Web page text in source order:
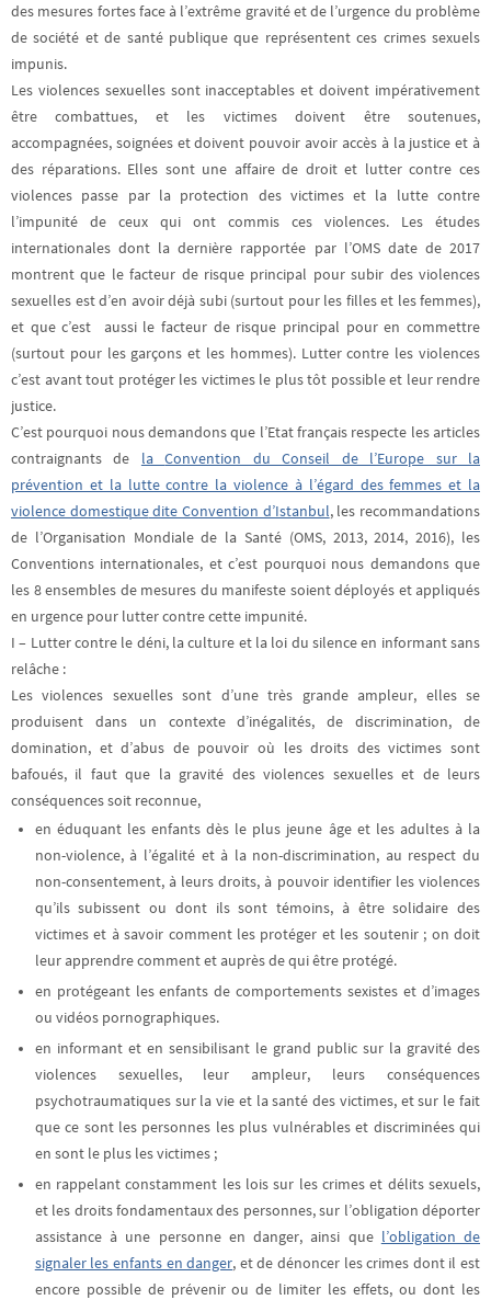
des mesures fortes face à l’extrême gravité et de l’urgence du problème
de société et de santé publique que représentent ces crimes sexuels
impunis.
Les violences sexuelles sont inacceptables et doivent impérativement
être combattues, et les victimes doivent être soutenues,
accompagnées, soignées et doivent pouvoir avoir accès à la justice et à
des réparations. Elles sont une affaire de droit et lutter contre ces
violences passe par la protection des victimes et la lutte contre
l’impunité de ceux qui ont commis ces violences. Les études
internationales dont la dernière rapportée par l’OMS date de 2017
montrent que le facteur de risque principal pour subir des violences
sexuelles est d’en avoir déjà subi (surtout pour les filles et les femmes),
et que c’est aussi le facteur de risque principal pour en commettre
(surtout pour les garçons et les hommes). Lutter contre les violences
c’est avant tout protéger les victimes le plus tôt possible et leur rendre
justice.
C’est pourquoi nous demandons que l’Etat français respecte les articles
contraignants de laConvention du Conseil de l’Europe sur la
prévention et la lutte contre la violence à l’égard des femmes et la
violence domestiquedite Convention d’Istanbul, les recommandations
de l’Organisation Mondiale de la Santé (OMS, 2013, 2014, 2016), les
Conventions internationales, et c’est pourquoi nous demandons que
les 8 ensembles de mesures du manifeste soient déployés et appliqués
en urgence pour lutter contre cette impunité.
I – Lutter contre le déni, la culture et la loi du silence en informant sans
relâche :
Les violences sexuelles sont d’une très grande ampleur, elles se
produisent dans un contexte d’inégalités, de discrimination, de
domination, et d’abus de pouvoir où les droits des victimes sont
bafoués, il faut que la gravité des violences sexuelles et de leurs
conséquences soit reconnue,
en éduquantles enfants dès le plus jeune âge et les adultes à la
non-violence, à l’égalité et à la non-discrimination, au respect du
non-consentement, à leurs droits, à pouvoir identifier les violences
qu’ils subissent ou dont ils sont témoins, à être solidaire des
victimes et à savoir comment les protéger et les soutenir ; on doit
leur apprendre comment et auprès de qui être protégé.
en protégeant les enfants de comportements sexistes et d’images
ou vidéos pornographiques.
en informant et en sensibilisantle grand public sur la gravité des
violences sexuelles, leur ampleur, leurs conséquences
psychotraumatiques sur la vie et la santé des victimes, et sur le fait
que ce sont les personnes les plus vulnérables et discriminées qui
en sont le plus les victimes ;
en rappelant constamment les lois sur les crimes et délits sexuels,
et les droits fondamentaux des personnes, sur l’obligation déporter
assistance à une personne en danger, ainsi que l’obligation de
signaler les enfants en danger, et de dénoncer les crimes dont il est
encore possible de prévenir ou de limiter les effets, ou dont les